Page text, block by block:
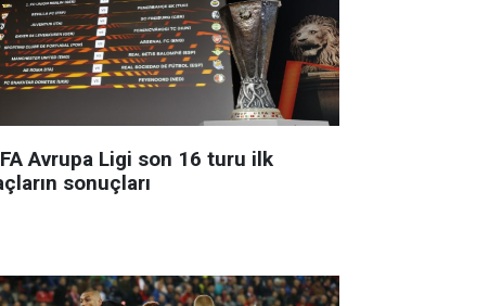
Avrupa Ligi son 16 turu ilk
sonuçları